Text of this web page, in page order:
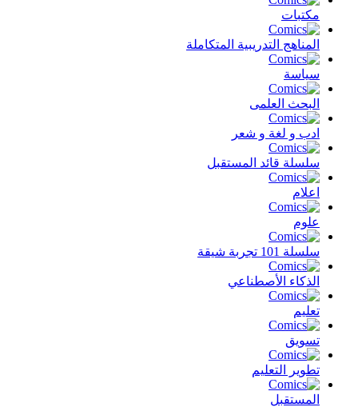
مكتبات
المناهج التدريبية المتكاملة
سياسة
البحث العلمى
ادب و لغة و شعر
سلسلة قائد المستقبل
اعلام
علوم
سلسلة 101 تجربة شيقة
الذكاء الأصطناعي
تعليم
تسويق
تطوير التعليم
المستقبل